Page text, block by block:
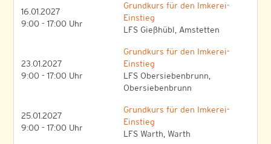
16.01.2027
9:00 - 17:00 Uhr
Grundkurs für den Imkerei-
Einstieg
LFS Gießhübl, Amstetten
23.01.2027
9:00 - 17:00 Uhr
Grundkurs für den Imkerei-
Einstieg
LFS Obersiebenbrunn,
Obersiebenbrunn
25.01.2027
9:00 - 17:00 Uhr
Grundkurs für den Imkerei-
Einstieg
LFS Warth, Warth